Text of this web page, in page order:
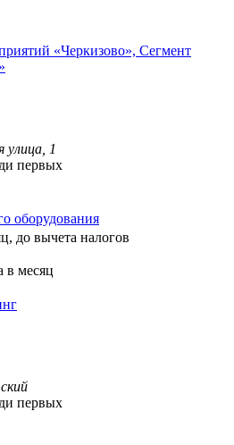
«Черкизово», Сегмент
улица, 1
первых
оборудования
до вычета налогов
в месяц
первых